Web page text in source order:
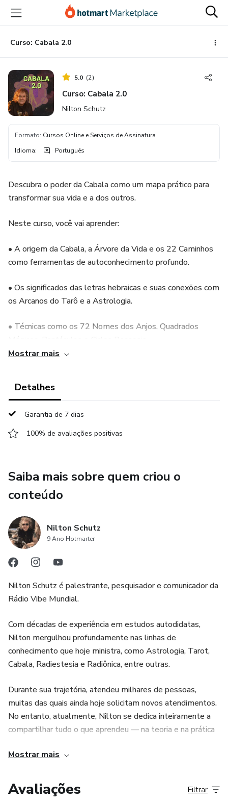
para
conteúdo
principal
para
pagamento
para
rodapé
Curso: Cabala 2.0
5.0 (2)
Curso: Cabala 2.0
Nilton Schutz
Formato: Cursos Online e Serviços de Assinatura
Idioma: Português
Descubra o poder da Cabala como um mapa prático para
transformar sua vida e a dos outros.
Neste curso, você vai aprender:
• A origem da Cabala, a Árvore da Vida e os 22 Caminhos
como ferramentas de autoconhecimento profundo.
• Os significados das letras hebraicas e suas conexões com
os Arcanos do Tarô e a Astrologia.
• Técnicas como os 72 Nomes dos Anjos, Quadrados
profundas – para si e para os outros.
Você terá em mãos um instrumento poderoso de reflexão,
expansão da consciência e direcionamento para todas as
Mostrar mais
Detalhes
Garantia de 7 dias
100% de avaliações positivas
Saiba mais sobre quem criou o
conteúdo
Nilton Schutz
9 Ano Hotmarter
Nilton Schutz é palestrante, pesquisador e comunicador da
Rádio Vibe Mundial.
Com décadas de experiência em estudos autodidatas,
Nilton mergulhou profundamente nas linhas de
conhecimento que hoje ministra, como Astrologia, Tarot,
Cabala, Radiestesia e Radiônica, entre outras.
Durante sua trajetória, atendeu milhares de pessoas,
muitas das quais ainda hoje solicitam novos atendimentos.
No entanto, atualmente, Nilton se dedica inteiramente a
compartilhar tudo o que aprendeu — na teoria e na prática
formato online, onde desenvolveu uma metodologia
aplicação prática do que aprende.
Mostrar mais
Avaliações Filtrar